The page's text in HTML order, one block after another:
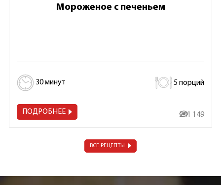
Мороженое с печеньем
30 минут 5 порций
ПОДРОБНЕЕ 241 149
ВСЕ РЕЦЕПТЫ